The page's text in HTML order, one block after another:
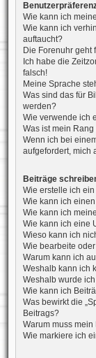
Wie kann ich
Wie kann ich
auftaucht?
Die Forenuhr geht
Ich habe die
falsch!
Meine Sprache
Was sind das für
werden?
Wie verwende ich
Was ist mein
Wenn ich bei
aufgefordert, mich
Beiträge
Wie erstelle ich
Wie kann ich
Wie kann ich
Wie kann ich eine
Wieso kann ich
Wie bearbeite
Warum kann ich
Weshalb kann ich
Weshalb wurde
Wie kann ich
Was bewirkt die
Beitrags?
Warum muss
Wie markiere ich